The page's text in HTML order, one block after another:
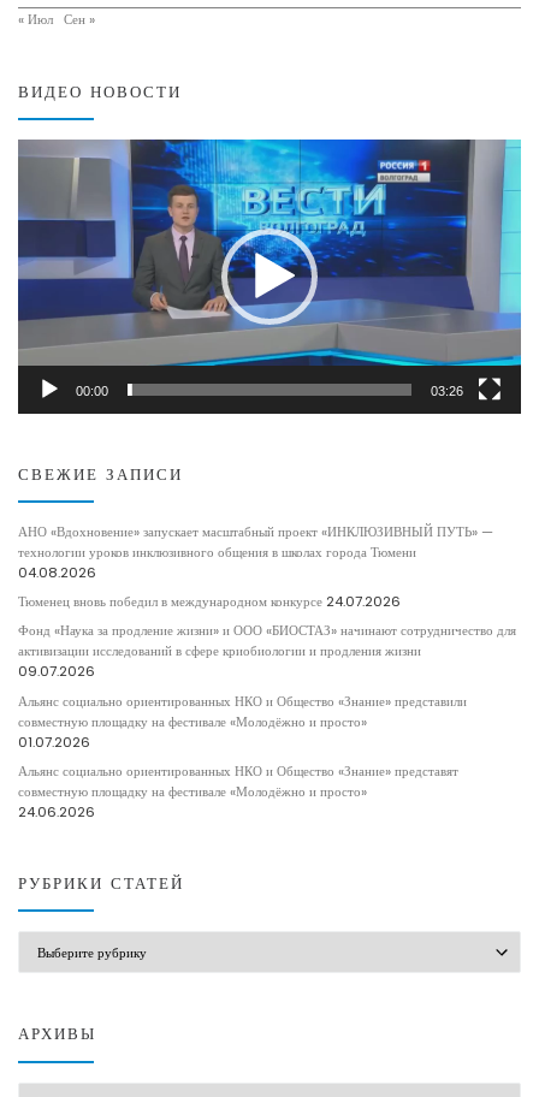
« Июл Сен »
ВИДЕО НОВОСТИ
00:00 03:26
СВЕЖИЕ ЗАПИСИ
АНО «Вдохновение» запускает масштабный проект «ИНКЛЮЗИВНЫЙ ПУТЬ» —
технологии уроков инклюзивного общения в школах города Тюмени
04.08.2026
Тюменец вновь победил в международном конкурсе 24.07.2026
Фонд «Наука за продление жизни» и ООО «БИОСТАЗ» начинают сотрудничество для
активизации исследований в сфере криобиологии и продления жизни
09.07.2026
Альянс социально ориентированных НКО и Общество «Знание» представили
совместную площадку на фестивале «Молодёжно и просто»
01.07.2026
Альянс социально ориентированных НКО и Общество «Знание» представят
совместную площадку на фестивале «Молодёжно и просто»
24.06.2026
РУБРИКИ СТАТЕЙ
АРХИВЫ